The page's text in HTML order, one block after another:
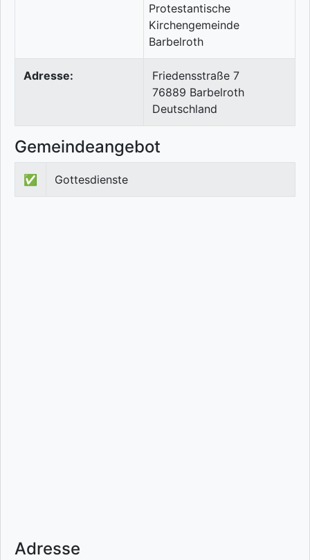
Adresse:
Friedensstraße 7
76889 Barbelroth
Deutschland
Gemeindeangebot
✅ Gottesdienste
Adresse